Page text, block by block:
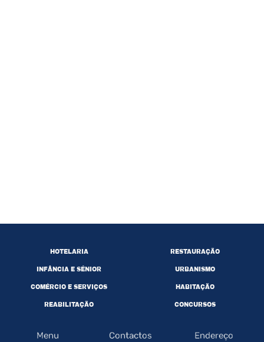
HOTELARIA
INFÂNCIA E SÉNIOR
RESTAURAÇÃO
URBANISMO
COMÉRCIO E SERVIÇOS
REABILITAÇÃO
HABITAÇÃO
CONCURSOS
Menu Contactos Endereço